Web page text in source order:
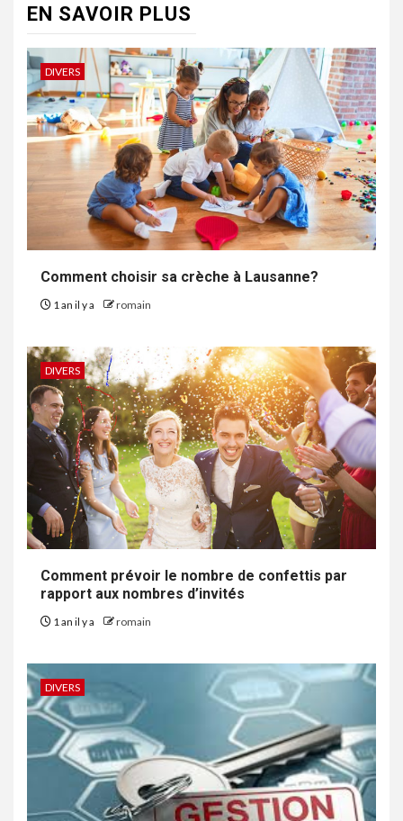
EN SAVOIR PLUS
DIVERS
Comment choisir sa crèche à Lausanne?
1 an il y a romain
DIVERS
Comment prévoir le nombre de confettis par
rapport aux nombres d’invités
1 an il y a romain
DIVERS